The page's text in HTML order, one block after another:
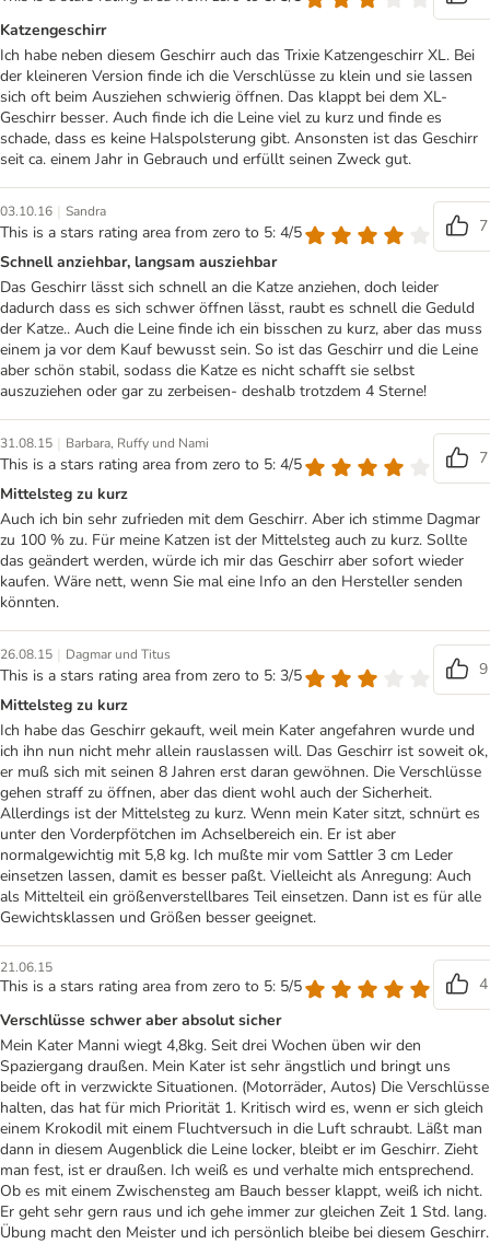
Katzengeschirr
Ich habe neben diesem Geschirr auch das Trixie Katzengeschirr XL. Bei
der kleineren Version finde ich die Verschlüsse zu klein und sie lassen
sich oft beim Ausziehen schwierig öffnen. Das klappt bei dem XL-
Geschirr besser. Auch finde ich die Leine viel zu kurz und finde es
schade, dass es keine Halspolsterung gibt. Ansonsten ist das Geschirr
seit ca. einem Jahr in Gebrauch und erfüllt seinen Zweck gut.
03.10.16 | Sandra
This is a stars rating area from zero to 5: 4/5
7
Schnell anziehbar, langsam ausziehbar
Das Geschirr lässt sich schnell an die Katze anziehen, doch leider
dadurch dass es sich schwer öffnen lässt, raubt es schnell die Geduld
der Katze.. Auch die Leine finde ich ein bisschen zu kurz, aber das muss
einem ja vor dem Kauf bewusst sein. So ist das Geschirr und die Leine
aber schön stabil, sodass die Katze es nicht schafft sie selbst
auszuziehen oder gar zu zerbeisen- deshalb trotzdem 4 Sterne!
31.08.15 | Barbara, Ruffy und Nami
This is a stars rating area from zero to 5: 4/5
7
Mittelsteg zu kurz
Auch ich bin sehr zufrieden mit dem Geschirr. Aber ich stimme Dagmar
zu 100 % zu. Für meine Katzen ist der Mittelsteg auch zu kurz. Sollte
das geändert werden, würde ich mir das Geschirr aber sofort wieder
kaufen. Wäre nett, wenn Sie mal eine Info an den Hersteller senden
könnten.
26.08.15 | Dagmar und Titus
This is a stars rating area from zero to 5: 3/5
9
Mittelsteg zu kurz
Ich habe das Geschirr gekauft, weil mein Kater angefahren wurde und
ich ihn nun nicht mehr allein rauslassen will. Das Geschirr ist soweit ok,
er muß sich mit seinen 8 Jahren erst daran gewöhnen. Die Verschlüsse
gehen straff zu öffnen, aber das dient wohl auch der Sicherheit.
Allerdings ist der Mittelsteg zu kurz. Wenn mein Kater sitzt, schnürt es
unter den Vorderpfötchen im Achselbereich ein. Er ist aber
normalgewichtig mit 5,8 kg. Ich mußte mir vom Sattler 3 cm Leder
einsetzen lassen, damit es besser paßt. Vielleicht als Anregung: Auch
als Mittelteil ein größenverstellbares Teil einsetzen. Dann ist es für alle
Gewichtsklassen und Größen besser geeignet.
21.06.15
This is a stars rating area from zero to 5: 5/5
4
Verschlüsse schwer aber absolut sicher
Mein Kater Manni wiegt 4,8kg. Seit drei Wochen üben wir den
Spaziergang draußen. Mein Kater ist sehr ängstlich und bringt uns
beide oft in verzwickte Situationen. (Motorräder, Autos) Die Verschlüsse
halten, das hat für mich Priorität 1. Kritisch wird es, wenn er sich gleich
einem Krokodil mit einem Fluchtversuch in die Luft schraubt. Läßt man
dann in diesem Augenblick die Leine locker, bleibt er im Geschirr. Zieht
man fest, ist er draußen. Ich weiß es und verhalte mich entsprechend.
Ob es mit einem Zwischensteg am Bauch besser klappt, weiß ich nicht.
Er geht sehr gern raus und ich gehe immer zur gleichen Zeit 1 Std. lang.
Übung macht den Meister und ich persönlich bleibe bei diesem Geschirr.